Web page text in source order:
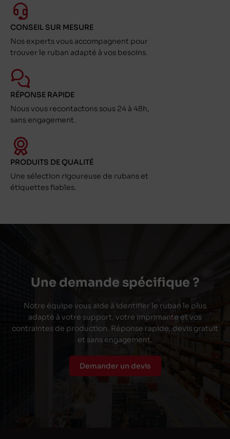
CONSEIL SUR MESURE
Nos experts vous accompagnent pour
trouver le ruban adapté à vos besoins.
RÉPONSE RAPIDE
Nous vous recontactons sous 24 à 48h,
sans engagement.
PRODUITS DE QUALITÉ
Une sélection rigoureuse de rubans et
étiquettes fiables.
Une demande spécifique ?
Notre équipe vous aide à identifier le ruban le plus
adapté à votre support, votre imprimante et vos
contraintes de production. Réponse rapide, devis gratuit
et sans engagement.
Demander un devis